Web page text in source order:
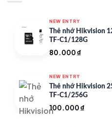
NEW ENTRY
Thẻ nhớ Hikvision
TF-C1/128G
80.000₫
NEW ENTRY
Thẻ nhớ Hikvision
TF-C1/256G
100.000₫